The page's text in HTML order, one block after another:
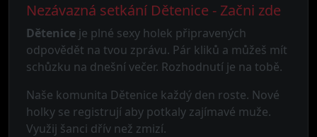
Nezávazná setkání Dětenice - Začni zde
Dětenice je plné sexy holek připravených
odpovědět na tvou zprávu. Pár kliků a můžeš mít
schůzku na dnešní večer. Rozhodnutí je na tobě.
Naše komunita Dětenice každý den roste. Nové
holky se registrují aby potkaly zajímavé muže.
Využij šanci dřív než zmizí.